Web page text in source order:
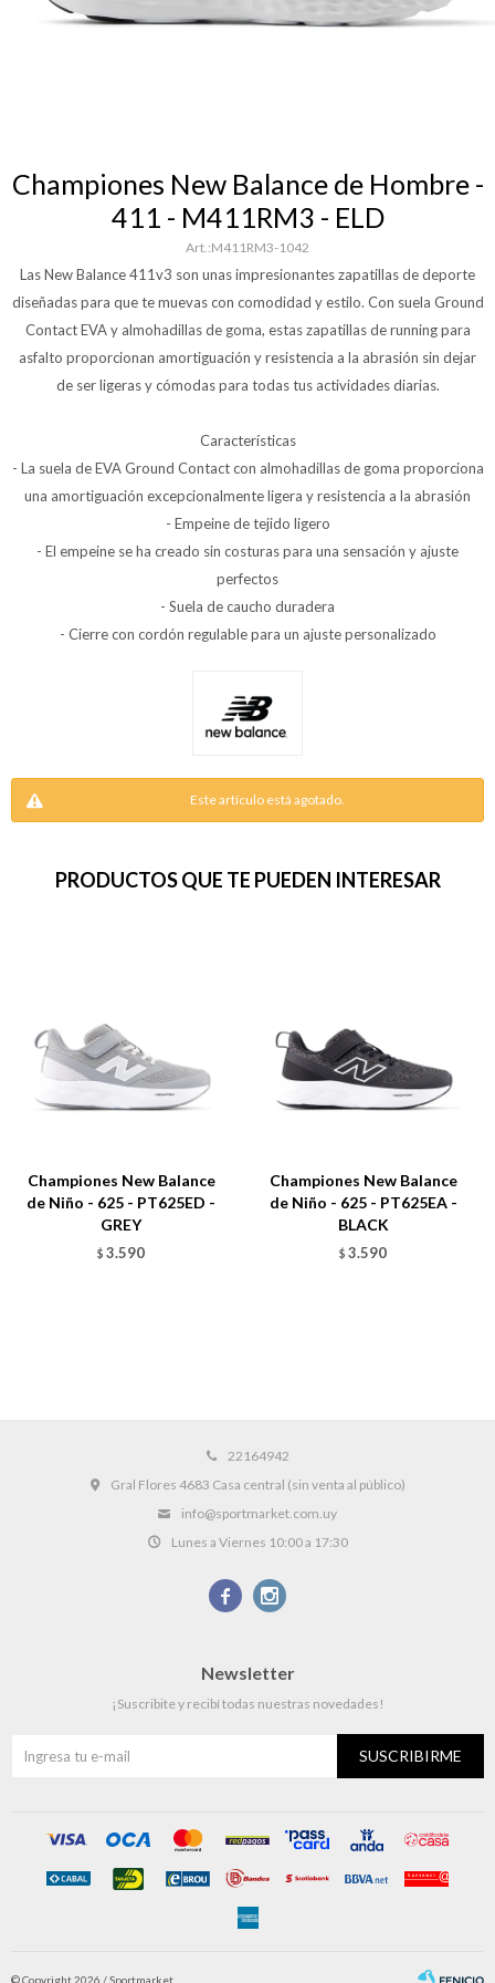
Championes New Balance de Hombre -
411 - M411RM3 - ELD
M411RM3-1042
Las New Balance 411v3 son unas impresionantes zapatillas de deporte
diseñadas para que te muevas con comodidad y estilo. Con suela Ground
Contact EVA y almohadillas de goma, estas zapatillas de running para
asfalto proporcionan amortiguación y resistencia a la abrasión sin dejar
de ser ligeras y cómodas para todas tus actividades diarias.
Características
- La suela de EVA Ground Contact con almohadillas de goma proporciona
una amortiguación excepcionalmente ligera y resistencia a la abrasión
- Empeine de tejido ligero
- El empeine se ha creado sin costuras para una sensación y ajuste
perfectos
- Suela de caucho duradera
- Cierre con cordón regulable para un ajuste personalizado
Este artículo está agotado.
PRODUCTOS QUE TE PUEDEN INTERESAR
Championes New Balance
de Niño - 625 - PT625ED -
GREY
$ 3.590
Championes New Balance
de Niño - 625 - PT625EA -
BLACK
$ 3.590
22164942
Gral Flores 4683 Casa central (sin venta al público)
info@sportmarket.com.uy
Lunes a Viernes 10:00 a 17:30
 
Newsletter
¡Suscribite y recibí todas nuestras novedades!
SUSCRIBIRME
© Copyright 2026 / Sportmarket